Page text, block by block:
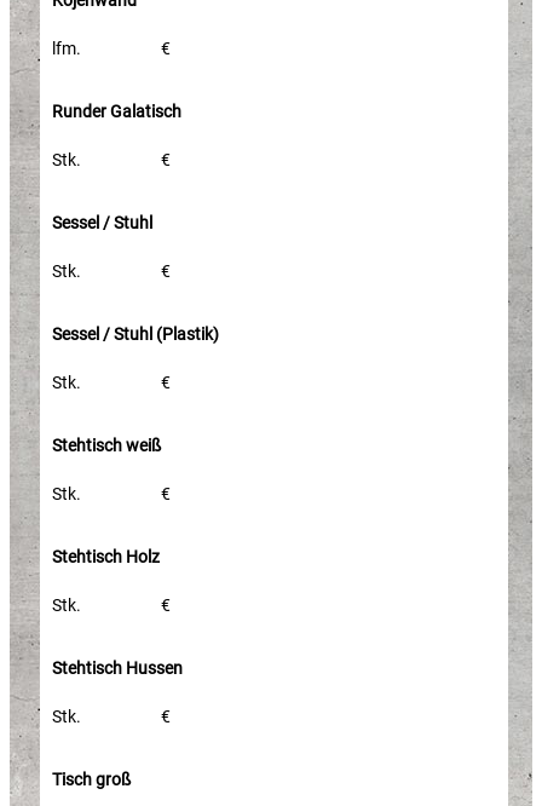
lfm. €
Runder Galatisch
Stk. €
Sessel / Stuhl
Stk. €
Sessel / Stuhl (Plastik)
Stk. €
Stehtisch weiß
Stk. €
Stehtisch Holz
Stk. €
Stehtisch Hussen
Stk. €
Tisch groß